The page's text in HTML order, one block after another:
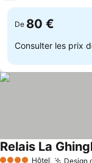
De 80 €
Consulter les prix
Hôtel Design
Relais La